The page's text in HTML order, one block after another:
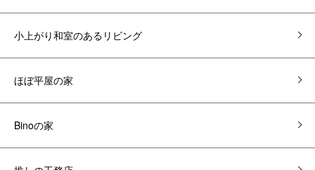
小上がり和室のあるリビング
ほぼ平屋の家
Binoの家